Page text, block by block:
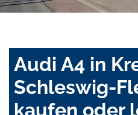
Audi A4 in
Schleswig-
kaufen oder